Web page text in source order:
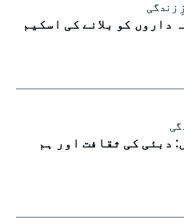
زندگی
داروں کو بلانے کی اسکیم
دبئی کی ثقافت اور ہم